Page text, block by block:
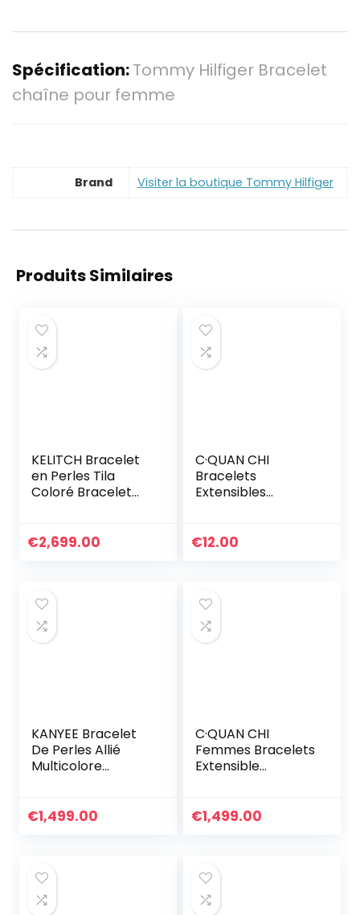
Spécification:Tommy Hilfiger Bracelet
chaîne pour femme
Brand Visiter la boutique Tommy Hilfiger
Produits Similaires
KELITCH Bracelet
en Perles Tila
Coloré Bracelet
Cristal Bijoux
€2,699.00
C·QUAN CHI
Bracelets
Extensibles
D’amitié En Perle
€12.00
KANYEE Bracelet
De Perles Allié
Multicolore
Fait A La Main pour
€1,499.00
C·QUAN CHI
Femmes Bracelets
Extensible
Perles Miyuki Tila
€1,499.00